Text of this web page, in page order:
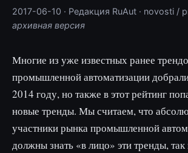
2017-06-10 · Редакция RuAut · novosti /
архивная версия
Многие из уже известных ранее
промышленной автоматизации
2014 году, но также в этот рейтинг
новые тренды. Мы считаем, что
участники рынка промышленной
должны знать «в лицо» эти тренды,